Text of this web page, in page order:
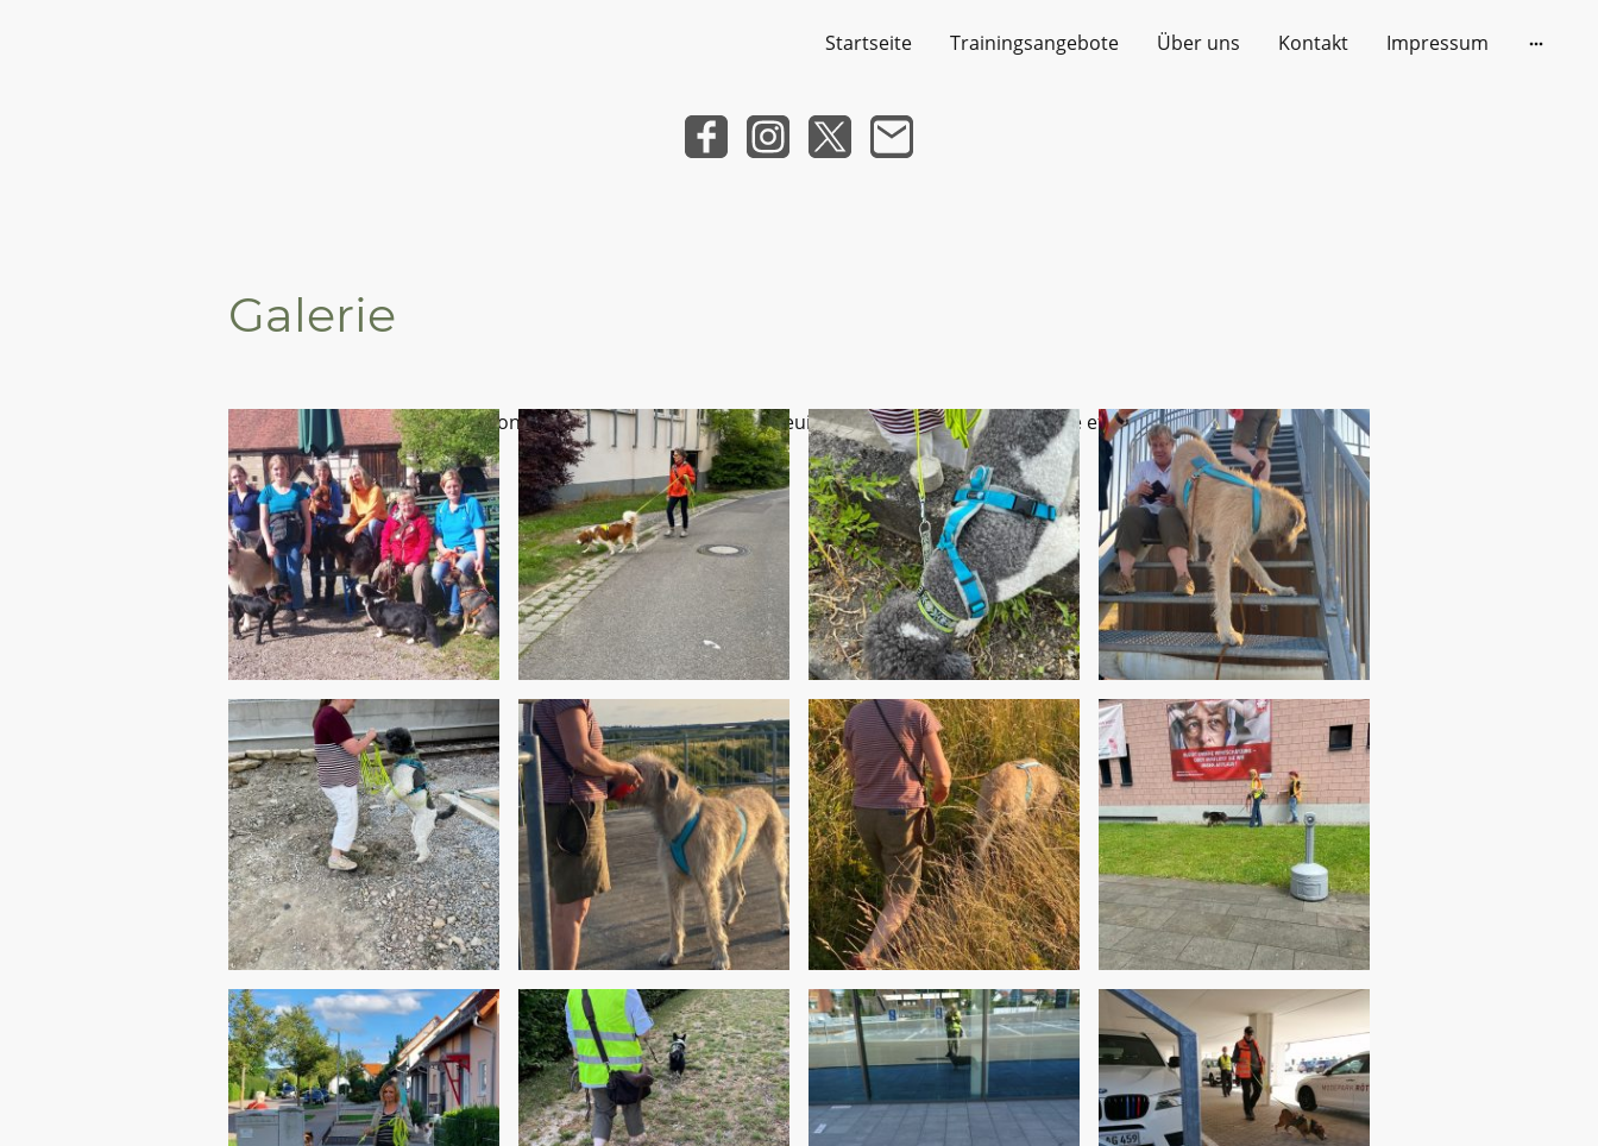
Startseite Trainingsangebote Über uns Kontakt Impressum
Galerie
Lorem ipsum dolor sit amet, consectetur adipiscing elit. Nulla euismod condimentum felis vitae efficitur. Sed vel dictum quam,
at blandit leo.